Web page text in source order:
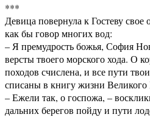
***
Девица повернула к Гостеву
как бы говор многих вод:
– Я премудрость божья, София
версты твоего морского хода. О
походов счислена, и все пути
списаны в книгу жизни Великого
– Ежели так, о госпожа, –
дальних берегов пойду и пути